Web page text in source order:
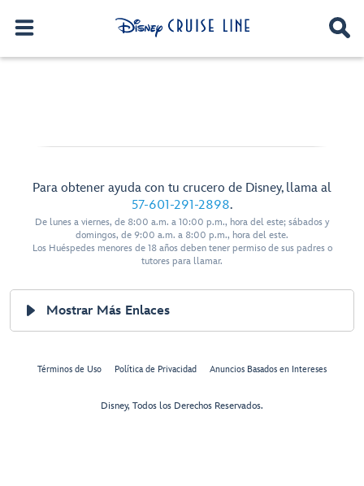
Para obtener ayuda con tu crucero de Disney, llama al
57-601-291-2898.
De lunes a viernes, de 8:00 a.m. a 10:00 p.m., hora del este; sábados y
domingos, de 9:00 a.m. a 8:00 p.m., hora del este.
Los Huéspedes menores de 18 años deben tener permiso de sus padres o
tutores para llamar.
Mostrar Más Enlaces
Términos de Uso Política de Privacidad Anuncios Basados en Intereses
Disney, Todos los Derechos Reservados.